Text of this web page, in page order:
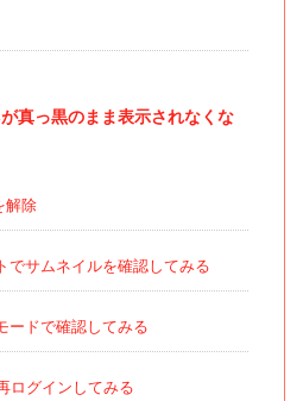
真っ黒のまま表示されなくな
解除
でサムネイルを確認してみる
ードで確認してみる
ログインしてみる